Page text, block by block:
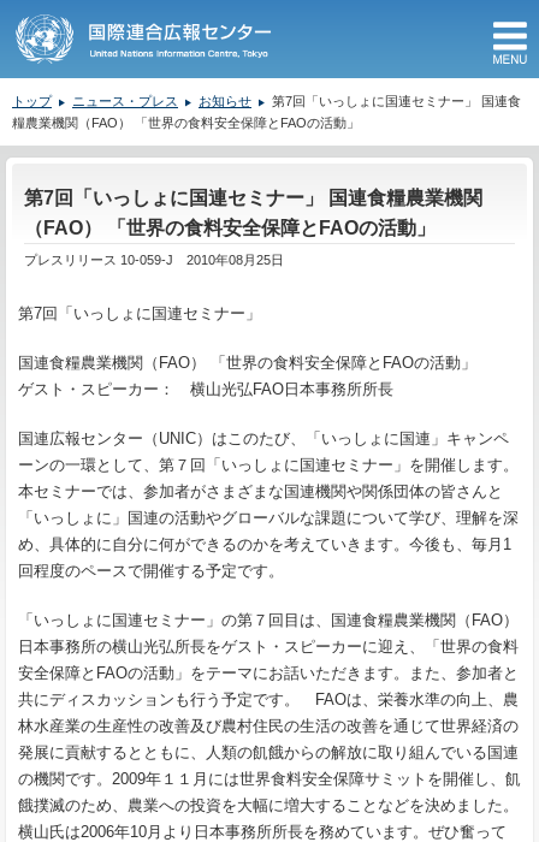
トップ ニュース・プレス お知らせ
第7回「いっしょに国連セミナー」 国連食
糧農業機関（FAO） 「世界の食料安全保障とFAOの活動」
第7回「いっしょに国連セミナー」 国連食糧農業機関
（FAO） 「世界の食料安全保障とFAOの活動」
プレスリリース 10-059-J 2010年08月25日
第7回「いっしょに国連セミナー」
国連食糧農業機関（FAO） 「世界の食料安全保障とFAOの活動」
ゲスト・スピーカー： 横山光弘FAO日本事務所所長
国連広報センター（UNIC）はこのたび、「いっしょに国連」キャンペ
ーンの一環として、第７回「いっしょに国連セミナー」を開催します。
本セミナーでは、参加者がさまざまな国連機関や関係団体の皆さんと
「いっしょに」国連の活動やグローバルな課題について学び、理解を深
め、具体的に自分に何ができるのかを考えていきます。今後も、毎月1
回程度のペースで開催する予定です。
「いっしょに国連セミナー」の第７回目は、国連食糧農業機関（FAO）
日本事務所の横山光弘所長をゲスト・スピーカーに迎え、「世界の食料
安全保障とFAOの活動」をテーマにお話いただきます。また、参加者と
共にディスカッションも行う予定です。 FAOは、栄養水準の向上、農
林水産業の生産性の改善及び農村住民の生活の改善を通じて世界経済の
発展に貢献するとともに、人類の飢餓からの解放に取り組んでいる国連
の機関です。2009年１１月には世界食料安全保障サミットを開催し、飢
餓撲滅のため、農業への投資を大幅に増大することなどを決めました。
横山氏は2006年10月より日本事務所所長を務めています。ぜひ奮って